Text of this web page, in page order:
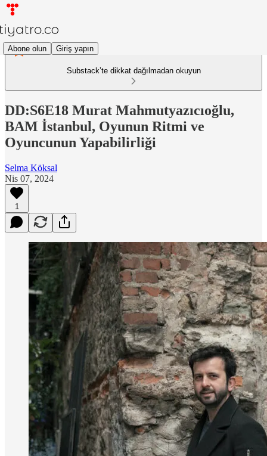
Abone olun Giriş yapın
Substack’te dikkat dağılmadan okuyun
DD:S6E18 Murat Mahmutyazıcıoğlu,
BAM İstanbul, Oyunun Ritmi ve
Oyuncunun Yapabilirliği
Selma Köksal
Nis 07, 2024
1